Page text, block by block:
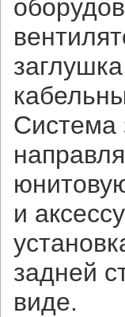
Система
и
задней
виде.